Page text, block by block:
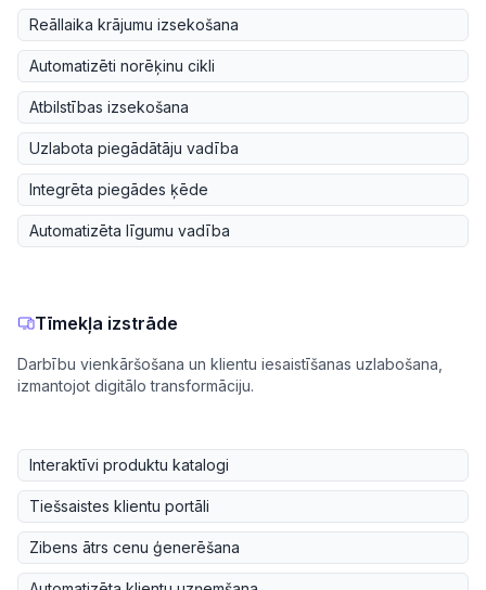
Reāllaika krājumu izsekošana
Automatizēti norēķinu cikli
Atbilstības izsekošana
Uzlabota piegādātāju vadība
Integrēta piegādes ķēde
Automatizēta līgumu vadība
Tīmekļa izstrāde
Darbību vienkāršošana un klientu iesaistīšanas uzlabošana,
izmantojot digitālo transformāciju.
Interaktīvi produktu katalogi
Tiešsaistes klientu portāli
Zibens ātrs cenu ģenerēšana